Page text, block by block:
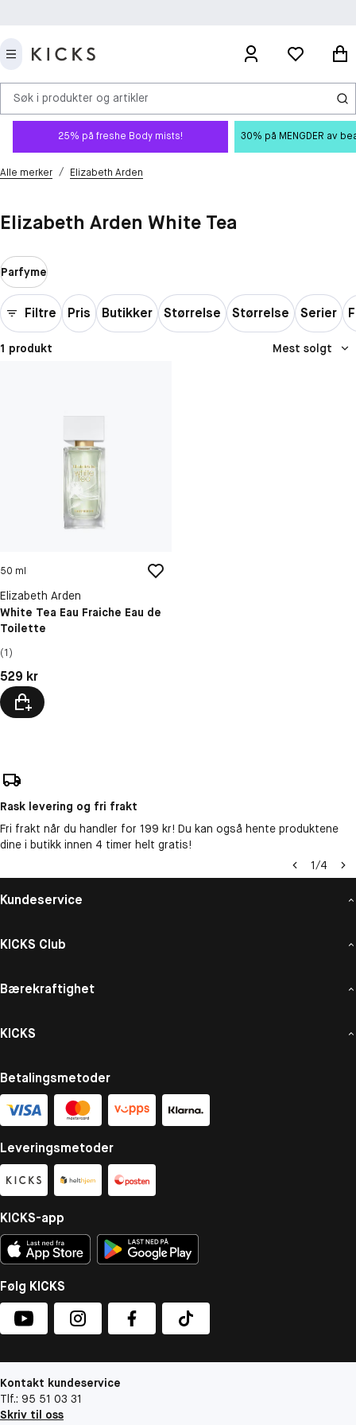
Søk i produkter og artikler
25% på freshe Body mists! 30% på MENGDER av
Alle merker / Elizabeth Arden
Elizabeth Arden White Tea
Parfyme
Filtre Pris Butikker Størrelse Størrelse Serier
1 produkt Mest solgt
50 ml
Elizabeth Arden
White Tea Eau Fraiche Eau de
Toilette
(1)
Pris: 529 kr
529 kr
Rask levering og fri frakt
Fri frakt når du handler for 199 kr! Du kan også hente produktene
dine i butikk innen 4 timer helt gratis!
1/4
Kundeservice
KICKS Club
Bærekraftighet
KICKS
Betalingsmetoder
Leveringsmetoder
KICKS-app
Følg KICKS
Kontakt kundeservice
Tlf.: 95 51 03 31
Skriv til oss